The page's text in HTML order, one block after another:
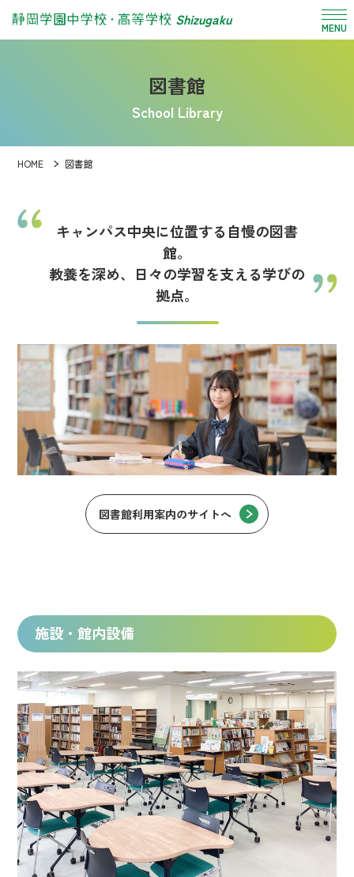
Shizugaku MENU
図書館
School Library
HOME 図書館
キャンパス中央に位置する自慢の図書
館。
教養を深め、日々の学習を支える学びの
拠点。
図書館利用案内のサイトへ
施設・館内設備